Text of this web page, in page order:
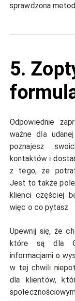
sprawdzona
5.
Odpowiednie
ważne dla
poznajesz
kontaktów i
z tego, że
Jest to także pole
klienci częściej
więc o co pytasz
Upewnij się, że
które są dla
informacjami o
w tej chwili
dla klientów,